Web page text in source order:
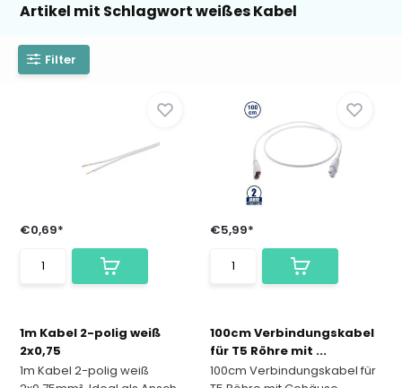
Artikel mit Schlagwort weißes Kabel
Filter
€0,69*
1m Kabel 2-polig weiß
2x0,75
1m Kabel 2-polig weiß
€5,99*
100cm Verbindungskabel
für T5 Röhre mit ...
100cm Verbindungskabel für